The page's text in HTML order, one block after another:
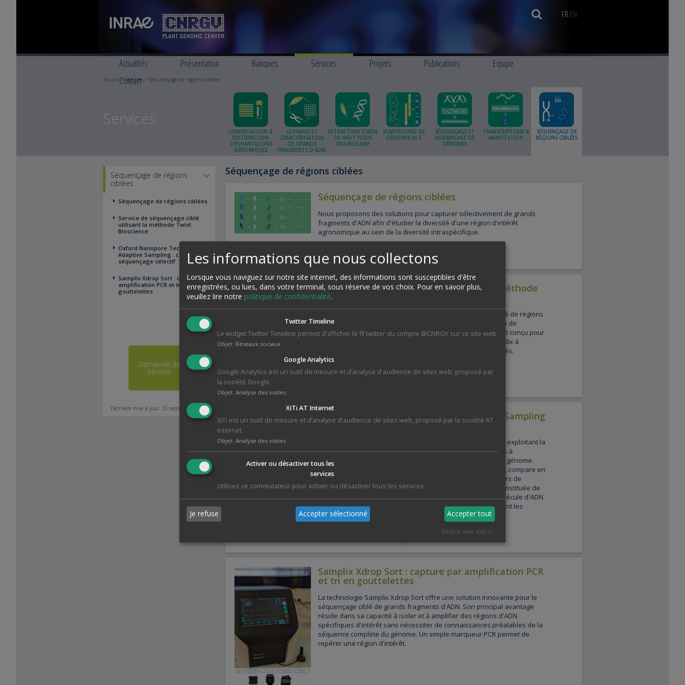
FR EN
Actualités Présentation Banques Services Projets Publications
Equipe
Contact
Accueil>Services > Séquençage de régions ciblées
Services
CONSERVATION &
DISTRIBUTION
D'ÉCHANTILLONS
GÉNOMIQUES
CLONAGE ET
CARACTÉRISATION
DE GRANDS
FRAGMENTS D’ADN
EXTRACTION D’ADN
DE HAUT POIDS
MOLÉCULAIRE
SCAFFOLDING DE
GÉNOMES HI-C
SÉQUENÇAGE ET
ASSEMBLAGE DE
GÉNOMES
TRANSCRIPTOME &
ANNOTATION
SÉQUENÇAGE DE
RÉGIONS CIBLÉES
Séquençage de régions
ciblées
Séquençage de régions ciblées
Service de séquençage ciblé
utilisant la méthode Twist
Bioscience
Oxford Nanopore Technologies
Adaptive Sampling : capture par
séquençage sélectif
Samplix Xdrop Sort : capture par
amplification PCR et tri en
gouttelettes
Demande de
Service
Dernière mise à jour: 25 septembre 2025
Séquençage de régions ciblées
Séquençage de régions ciblées
Nous proposons des solutions pour capturer sélectivement de grands
fragments d'ADN afin d'étudier la diversité d'une région d'intérêt
agronomique au sein de la diversité intraspécifique.
Voir plus
Service de séquençage ciblé utilisant la méthode
Twist Bioscience
Le CNRGV propose un service spécialisé de séquençage ciblé de régions
génomiques d'intérêt, combinant les technologies de capture de
séquences et de séquençage à lecture longue. Ce service est conçu pour
caractériser des régions d'intérêt de tailles comprises entre dix à
plusieurs centaines de kilobases au sein de plusieurs variétés,
représentatives de la diversité d’une espèce végétale.
Oxford Nanopore Technologies Adaptive Sampling
: capture par séquençage sélectif
Le CNRGV développe des méthodes de séquençage ciblé en exploitant la
capacité du séquenceur P2 d'Oxford Nanopore Technologies à
séquencer sélectivement des fractions spécifiques dans un génome.
Cette approche, appelée Nanopore Adaptive Sampling (NAS), compare en
temps réel entre les séquences des molécules d'ADN en cours de
séquençage et aux informations d'une base de données constituée de
séquences cibles. En fonction de critères prédéfinis, une molécule d'ADN
sera soit séquencée, soit rejetée, pour séquencer uniquement les
régions génomiques souhaitées.
Samplix Xdrop Sort : capture par amplification PCR
et tri en gouttelettes
La technologie Samplix Xdrop Sort offre une solution innovante pour le
séquençage ciblé de grands fragments d'ADN. Son principal avantage
réside dans sa capacité à isoler et à amplifier des régions d'ADN
spécifiques d'intérêt sans nécessiter de connaissances préalables de la
séquence complète du génome. Un simple marqueur PCR permet de
repérer une région d'intérêt.
Les informations que nous collectons
Lorsque vous naviguez sur notre site internet, des informations sont susceptibles d'être
enregistrées, ou lues, dans votre terminal, sous réserve de vos choix. Pour en savoir plus,
veuillez lire notre politique de confidentialité.
Twitter Timeline
Le widget Twitter Timeline permet d'afficher le fil twitter du compte @CNRGV sur ce site web.
Objet: Réseaux sociaux
Google Analytics
Google Analytics est un outil de mesure et d’analyse d'audience de sites web, proposé par
la société Google.
Objet: Analyse des visites
XiTi AT Internet
XiTi est un outil de mesure et d’analyse d'audience de sites web, proposé par la société AT
Internet.
Objet: Analyse des visites
Activer ou désactiver tous les
services
Utilisez ce commutateur pour activer ou désactiver tous les services.
Je refuse Accepter sélectionné Accepter tout
Réalisé avec Klaro !